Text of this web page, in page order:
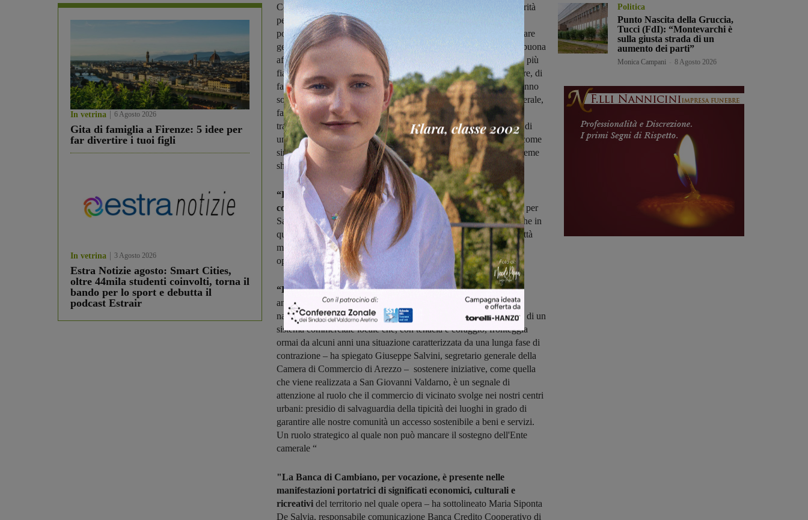
In vetrina 6 Agosto 2026
Gita di famiglia a Firenze: 5 idee per
far divertire i tuoi figli
In vetrina 3 Agosto 2026
Estra Notizie agosto: Smart Cities,
oltre 44mila studenti coinvolti, torna il
bando per lo sport e debutta il
podcast Estrair
Confcommercio Paolo Mantovani – in tanti indicavano fra le priorità
per il rilancio del commercio quella di creare proprio di sabato
pomeriggio eventi di animazione continuativi, in grado di richiamare
gente. Del resto i nostri negozi vivono di pubblico, garantire una buona
affluenza di fronte alle vetrine – soprattutto nei mesi notoriamente più
fiacchi del commercio – significa metterci in condizione di lavorare, di
farci pubblicità, di essere conosciuti. Questi eventi non potenzieranno
solo le attività economiche, ma la vitalità del centro storico in generale,
facendo riscoprire prima di tutto ai sangiovannesi il piacere di
trascorrervi del tempo in compagnia. Per noi imprenditori si tratta di
un’altra preziosa occasione per fare sistema, ragionando non più come
singoli, ma come una rete di vendita organizzata che propone insieme
shopping e divertimento”.
“Le collaborazioni con le associazioni di categoria e i
commerciantisono sempre un importante veicolo di promozione per
San Giovanni – ha dichiarato il sindaco Maurizio Viligiardi – anche in
quest’occasione il rapporto con Confcommercio produce per la città
momenti di incontro e di attrazione e crea opportunità per i nostri
operatori commerciali”.
“La Camera di Commercio di Arezzo è da tempo impegnata,
anche attraverso specifici bandi, a valorizzare la rete distributiva
naturale della nostra provincia. È un sostegno importante a favore di un
sistema commerciale locale che, con tenacia e coraggio, fronteggia
ormai da alcuni anni una situazione caratterizzata da una lunga fase di
contrazione – ha spiegato Giuseppe Salvini, segretario generale della
Camera di Commercio di Arezzo – sostenere iniziative, come quella
che viene realizzata a San Giovanni Valdarno, è un segnale di
attenzione al ruolo che il commercio di vicinato svolge nei nostri centri
urbani: presidio di salvaguardia della tipicità dei luoghi in grado di
garantire alle nostre comunità un accesso sostenibile a beni e servizi.
Un ruolo strategico al quale non può mancare il sostegno dell'Ente
camerale “
"La Banca di Cambiano, per vocazione, è presente nelle
manifestazioni portatrici di significati economici, culturali e
ricreativi del territorio nel quale opera – ha sottolineato Maria Siponta
De Salvia, responsabile comunicazione Banca Credito Cooperativo di
Politica
Punto Nascita della Gruccia,
Tucci (FdI): “Montevarchi è
sulla giusta strada di un
aumento dei parti”
Monica Campani 8 Agosto 2026